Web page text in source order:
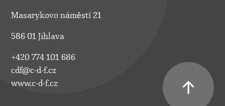
Masarykovo náměstí 21
586 01 Jihlava
+420 774 101 686
cdf@c-d-f.cz
www.c-d-f.cz